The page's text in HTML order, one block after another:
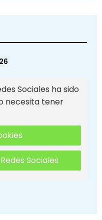
Sociales ha sido
necesita tener
Sociales